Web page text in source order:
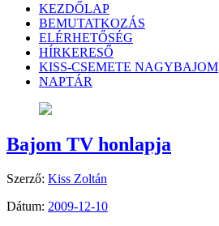
KEZDŐLAP
BEMUTATKOZÁS
ELÉRHETŐSÉG
HÍRKERESŐ
KISS-CSEMETE NAGYBAJOM
NAPTÁR
Bajom TV honlapja
Szerző: Kiss Zoltán
Dátum: 2009-12-10